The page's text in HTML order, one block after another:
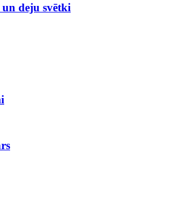
un deju svētki